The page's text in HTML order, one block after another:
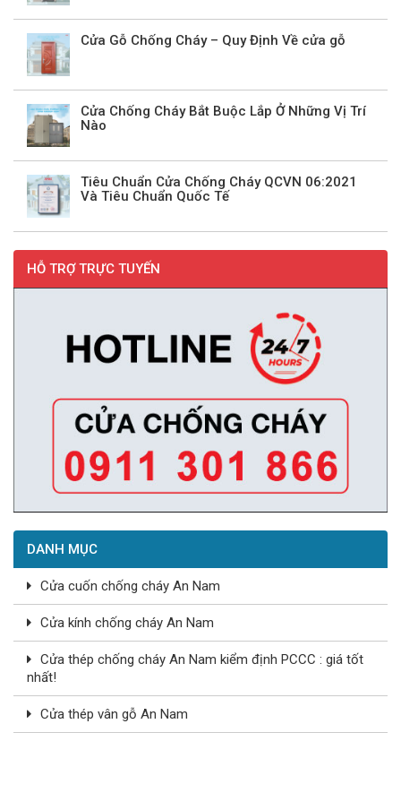
Cửa Gỗ Chống Cháy – Quy Định Về cửa gỗ
Cửa Chống Cháy Bắt Buộc Lắp Ở Những Vị Trí
Nào
Tiêu Chuẩn Cửa Chống Cháy QCVN 06:2021
Và Tiêu Chuẩn Quốc Tế
HỖ TRỢ TRỰC TUYẾN
DANH MỤC
Cửa cuốn chống cháy An Nam
Cửa kính chống cháy An Nam
Cửa thép chống cháy An Nam kiểm định PCCC : giá tốt
nhất!
Cửa thép vân gỗ An Nam